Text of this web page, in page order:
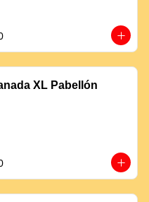
XL Pabellón